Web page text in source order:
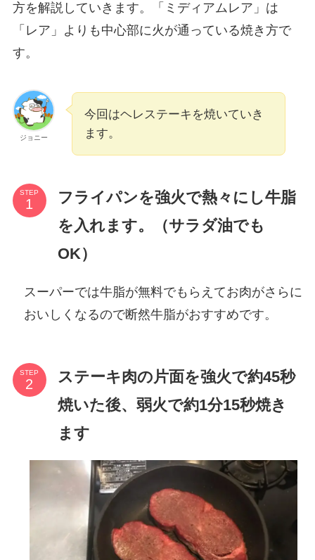
方を解説していきます。「ミディアムレア」は
「 レア」よりも中心部に火が通っている焼き方で
す。
ジョニー
今回はヘレステーキを焼いていき
ます。
STEP
フライパンを強火で熱々にし牛脂
を入れます。（サラダ油でも
OK）
スーパーでは牛脂が無料でもらえてお肉がさらに
おいしくなるので断然牛脂がおすすめです。
STEP
ステーキ肉の片面を強火で約45秒
焼いた後、弱火で約1分15秒焼き
ます